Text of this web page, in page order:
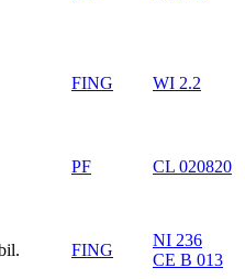
FING WI 2.2
PF CL 020820
FING
NI 236
CE B 013